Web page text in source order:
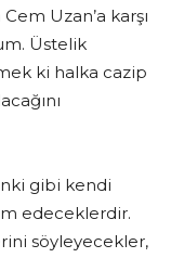
Uzan’a karşı
Üstelik
ki halka cazip
gibi kendi
edeceklerdir.
söyleyecekler,